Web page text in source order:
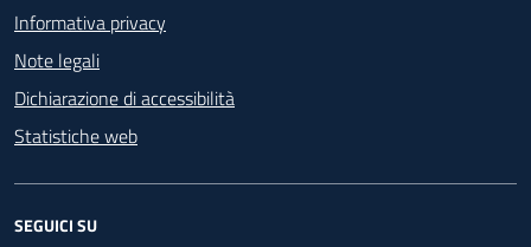
Informativa privacy
Note legali
Dichiarazione di accessibilità
Statistiche web
SEGUICI SU